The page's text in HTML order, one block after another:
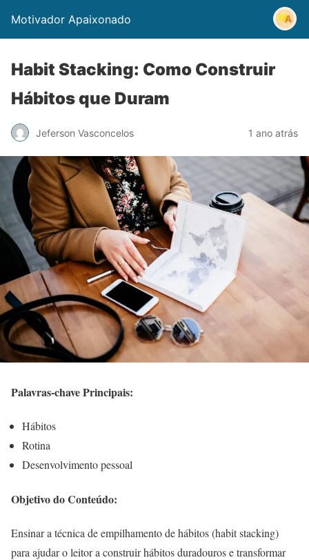
Motivador Apaixonado
Habit Stacking: Como Construir
Hábitos que Duram
Jeferson Vasconcelos 1 ano atrás
Palavras-chave Principais:
Hábitos
Rotina
Desenvolvimento pessoal
Objetivo do Conteúdo:
Ensinar a técnica de empilhamento de hábitos (habit stacking)
para ajudar o leitor a construir hábitos duradouros e transformar